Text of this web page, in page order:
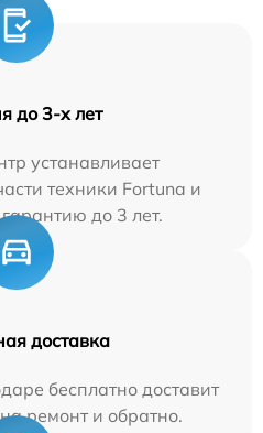
до 3-х лет
устанавливает
техники Fortuna и
до 3 лет.
доставка
бесплатно доставит
ремонт и обратно.